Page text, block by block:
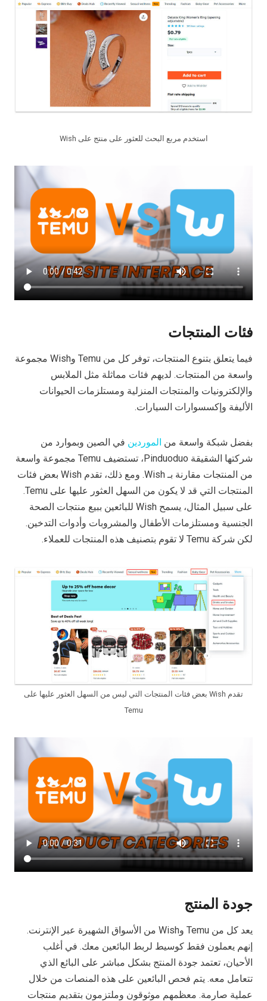
استخدم مربع البحث للعثور على منتج على Wish
فئات المنتجات
فيما يتعلق بتنوع المنتجات، توفر كل من Temu وWish مجموعة
واسعة من المنتجات. لديهم فئات مماثلة مثل الملابس
والإلكترونيات والمنتجات المنزلية ومستلزمات الحيوانات
الأليفة وإكسسوارات السيارات.
بفضل شبكة واسعة من الموردين في الصين وبموارد من
شركتها الشقيقة Pinduoduo، تستضيف Temu مجموعة واسعة
من المنتجات مقارنة بـ Wish. ومع ذلك، تقدم Wish بعض فئات
المنتجات التي قد لا يكون من السهل العثور عليها على Temu.
على سبيل المثال، يسمح Wish للبائعين ببيع منتجات الصحة
الجنسية ومستلزمات الأطفال والمشروبات وأدوات التدخين.
لكن شركة Temu لا تقوم بتصنيف هذه المنتجات للعملاء.
تقدم Wish بعض فئات المنتجات التي ليس من السهل العثور عليها على
Temu
جودة المنتج
يعد كل من Temu وWish من الأسواق الشهيرة عبر الإنترنت.
إنهم يعملون فقط كوسيط لربط البائعين معك. في أغلب
الأحيان، تعتمد جودة المنتج بشكل مباشر على البائع الذي
تتعامل معه. يتم فحص البائعين على هذه المنصات من خلال
عملية صارمة. معظمهم موثوقون وملتزمون بتقديم منتجات